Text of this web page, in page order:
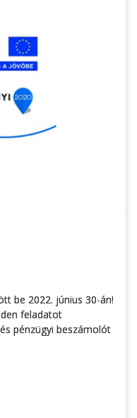
be 2022. június 30-án!
feladatot
pénzügyi beszámolót